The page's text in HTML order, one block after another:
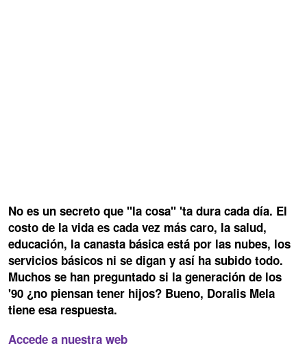
No es un secreto que "la cosa" 'ta dura cada día. El
costo de la vida es cada vez más caro, la salud,
educación, la canasta básica está por las nubes, los
servicios básicos ni se digan y así ha subido todo.
Muchos se han preguntado si la generación de los
'90 ¿no piensan tener hijos? Bueno, Doralis Mela
tiene esa respuesta.
Accede a nuestra web